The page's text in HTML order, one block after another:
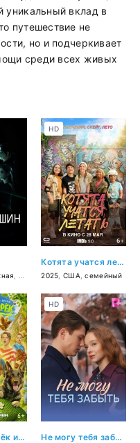
уникальный вклад в
путешествие не
но и подчеркивает
среди всех живых
триллер,мелодрама,
Котята учатся летать
2025 США ,семейный
HD
Оливка, Игорёк и Рекс Не могу тебя забыть
HD